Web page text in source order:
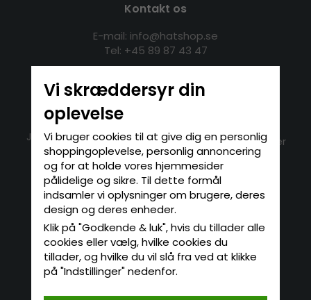
Kontakt os
E-mail: info@hatshop.se
Tel: +45 89 87 43 47
Kundeservice
Kontakt
Jeg vil gerne returnere
Købsbetingelser
Log på
Information
Populære søgninger
Nyhedsbrev
Nyhedsbrev
Indtast din e-mailadresse her, hvis du vil
abonnere på vores nyhedsbrev.
De oplysninger, du indtaster, vil kun blive brugt til
Vi skræddersyr din
oplevelse
Vi bruger cookies til at give dig en personlig
shoppingoplevelse, personlig annoncering
og for at holde vores hjemmesider
pålidelige og sikre. Til dette formål
indsamler vi oplysninger om brugere, deres
design og deres enheder.
Klik på "Godkende & luk", hvis du tillader alle
cookies eller vælg, hvilke cookies du
tillader, og hvilke du vil slå fra ved at klikke
på "Indstillinger" nedenfor.